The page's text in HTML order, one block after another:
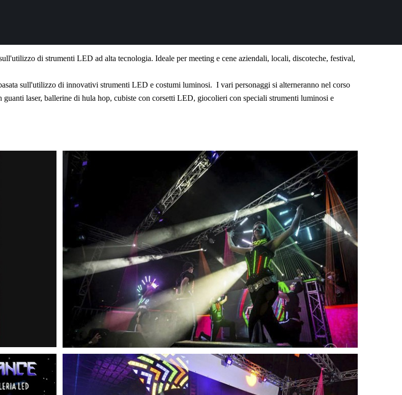
di strumenti LED ad alta tecnologia. Ideale per meeting e cene aziendali, locali, discoteche, festival,
sull'utilizzo di innovativi strumenti LED e costumi luminosi. I vari personaggi si alterneranno nel corso
laser, ballerine di hula hop, cubiste con corsetti LED, giocolieri con speciali strumenti luminosi e